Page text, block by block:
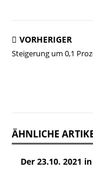
VORHERIGER
Steigerung um 0,1
ÄHNLICHE
Der 23.10. 2021